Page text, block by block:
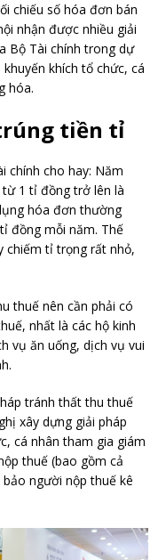
chiếu số hóa đơn bán
nhận được nhiều giải
Bộ Tài chính trong dự
khích tổ chức, cá
hóa.
tiền tỉ
chính cho hay: Năm
1 tỉ đồng trở lên là
hóa đơn thường
đồng mỗi năm. Thế
chiếm tỉ trọng rất nhỏ,
thuế nên cần phải có
nhất là các hộ kinh
vụ ăn uống, dịch vụ vui
tránh thất thu thuế
xây dựng giải pháp
cá nhân tham gia giám
thuế (bao gồm cả
người nộp thuế kê